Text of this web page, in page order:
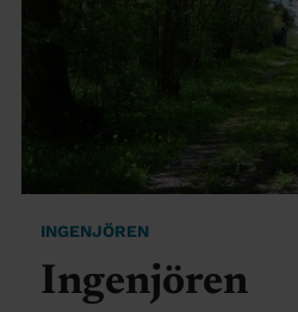
INGENJÖREN
Ingenjören